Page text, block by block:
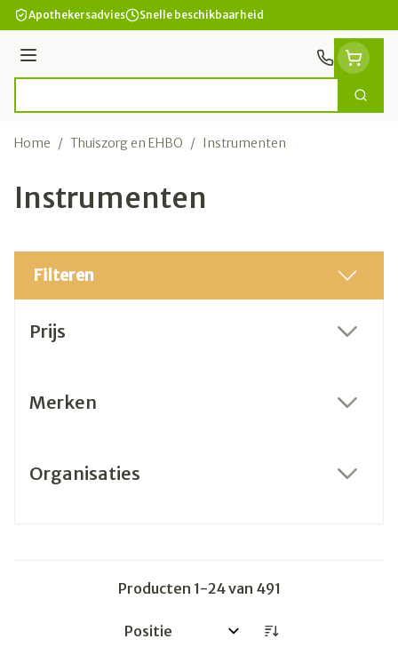
Ga naar de inhoud
Apothekersadvies Snelle beschikbaarheid
Menu
Zoek
Home / Thuiszorg en EHBO / Instrumenten
Instrumenten
Filteren
Prijs
Merken
Organisaties
Producten 1-24van 491
Sorteer op: